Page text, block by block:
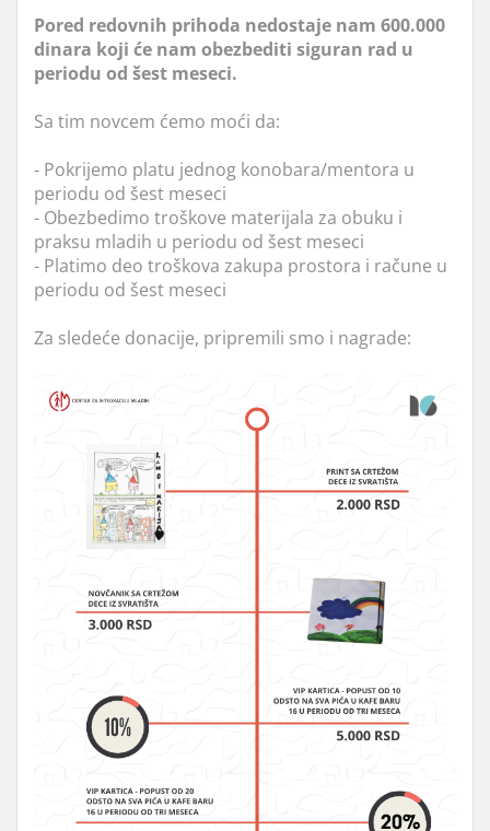
Pored redovnih prihoda nedostaje nam 600.000
dinara koji će nam obezbediti siguran rad u
periodu od šest meseci.
Sa tim novcem ćemo moći da:
- Pokrijemo platu jednog konobara/mentora u
periodu od šest meseci
- Obezbedimo troškove materijala za obuku i
praksu mladih u periodu od šest meseci
- Platimo deo troškova zakupa prostora i račune u
periodu od šest meseci
Za sledeće donacije, pripremili smo i nagrade: